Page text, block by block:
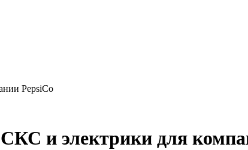
PepsiCo
и электрики для